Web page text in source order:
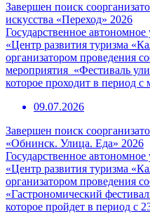
Завершен поиск
искусства «Переход» 2026
Государственное
«Центр развития туризма
организатором проведения
мероприятия «Фестиваль
которое проходит в период с
09.07.2026
Завершен поиск
«Обнинск. Улица. Еда» 2026
Государственное
«Центр развития туризма
организатором проведения
«Гастрономический
которое пройдет в период с